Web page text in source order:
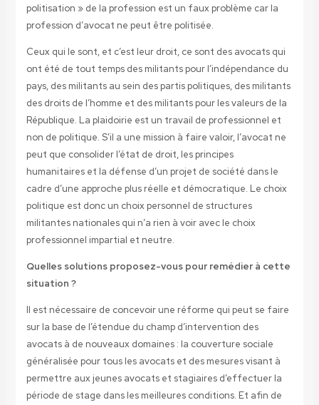
politisation » de la profession est un faux problème car la
profession d’avocat ne peut être politisée.
Ceux qui le sont, et c’est leur droit, ce sont des avocats qui
ont été de tout temps des militants pour l’indépendance du
pays, des militants au sein des partis politiques, des militants
des droits de l’homme et des militants pour les valeurs de la
République. La plaidoirie est un travail de professionnel et
non de politique. S’il a une mission à faire valoir, l’avocat ne
peut que consolider l’état de droit, les principes
humanitaires et la défense d’un projet de société dans le
cadre d’une approche plus réelle et démocratique. Le choix
politique est donc un choix personnel de structures
militantes nationales qui n’a rien à voir avec le choix
professionnel impartial et neutre.
Quelles solutions proposez-vous pour remédier à cette
situation ?
Il est nécessaire de concevoir une réforme qui peut se faire
sur la base de l’étendue du champ d’intervention des
avocats à de nouveaux domaines : la couverture sociale
généralisée pour tous les avocats et des mesures visant à
permettre aux jeunes avocats et stagiaires d’effectuer la
période de stage dans les meilleures conditions. Et afin de